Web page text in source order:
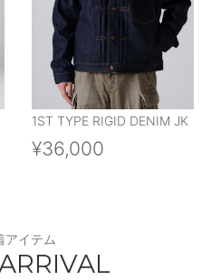
1ST TYPE RIGID DENIM JK
¥36,000
アイテム